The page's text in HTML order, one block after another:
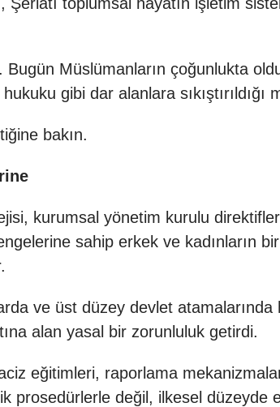
Bugün Müslümanların çoğunlukta
gibi dar alanlara
bakın.
kurumsal yönetim kurulu
sahip erkek ve kadınların
ve üst düzey devlet
alan yasal bir zorunluluk getirdi.
eğitimleri, raporlama
prosedürlerle değil, ilkesel düzeyde